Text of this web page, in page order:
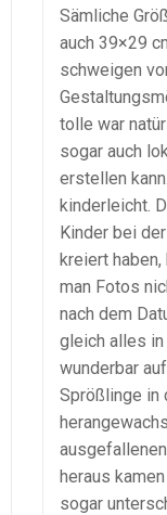
Sämliche
auch 39×29
schweigen
tolle war
sogar auch
erstellen
kinderleicht.
Kinder bei
kreiert
man Fotos
nach dem
gleich alles in
wunderbar
Sprößlinge in
heraus
sogar